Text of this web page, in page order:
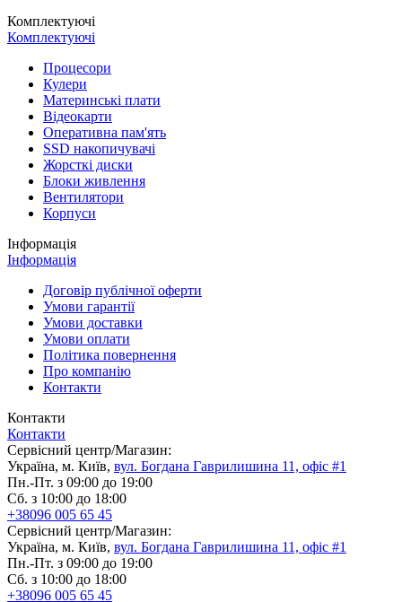
Комплектуючі
Комплектуючі
Процесори
Кулери
Материнські плати
Відеокарти
Оперативна пам'ять
SSD накопичувачі
Жорсткі диски
Блоки живлення
Вентилятори
Корпуси
Інформація
Інформація
Договір публічної оферти
Умови гарантії
Умови доставки
Умови оплати
Політика повернення
Про компанію
Контакти
Контакти
Контакти
Сервісний центр/Магазин:
Україна, м. Київ, вул. Богдана Гаврилишина 11, офіс #1
Пн.-Пт. з 09:00 до 19:00
Сб. з 10:00 до 18:00
+38096 005 65 45
Сервісний центр/Магазин:
Україна, м. Київ, вул. Богдана Гаврилишина 11, офіс #1
Пн.-Пт. з 09:00 до 19:00
Сб. з 10:00 до 18:00
+38096 005 65 45